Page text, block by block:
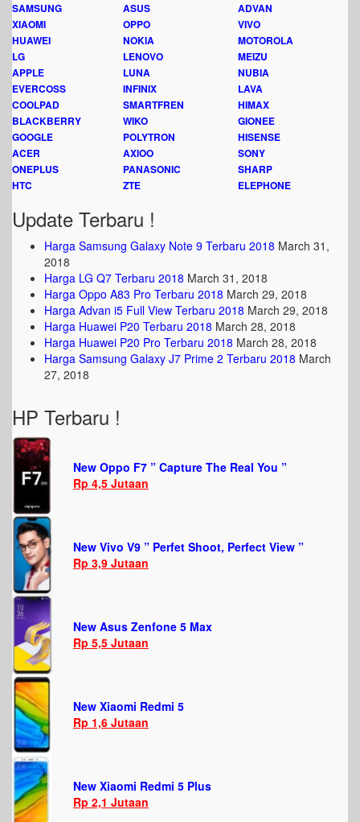
SAMSUNG ASUS
ADVAN
XIAOMI
OPPO
VIVO
HUAWEI
NOKIA
MOTOROLA
LG
LENOVO
MEIZU
APPLE
LUNA
NUBIA
EVERCOSS
INFINIX
LAVA
COOLPAD
SMARTFREN
HIMAX
BLACKBERRY
WIKO
GIONEE
GOOGLE
POLYTRON
HISENSE
ACER
AXIOO
SONY
ONEPLUS
PANASONIC
SHARP
HTC
ZTE ELEPHONE
Update Terbaru !
Harga Samsung Galaxy Note 9 Terbaru 2018 March 31,
2018
Harga LG Q7 Terbaru 2018 March 31, 2018
Harga Oppo A83 Pro Terbaru 2018 March 29, 2018
Harga Advan i5 Full View Terbaru 2018 March 29, 2018
Harga Huawei P20 Terbaru 2018 March 28, 2018
Harga Huawei P20 Pro Terbaru 2018 March 28, 2018
Harga Samsung Galaxy J7 Prime 2 Terbaru 2018 March
27, 2018
HP Terbaru !
New Oppo F7 ” Capture The Real You ”
Rp 4,5 Jutaan
New Vivo V9 ” Perfet Shoot, Perfect View ”
Rp 3,9 Jutaan
New Asus Zenfone 5 Max
Rp 5,5 Jutaan
New Xiaomi Redmi 5
Rp 1,6 Jutaan
New Xiaomi Redmi 5 Plus
Rp 2,1 Jutaan